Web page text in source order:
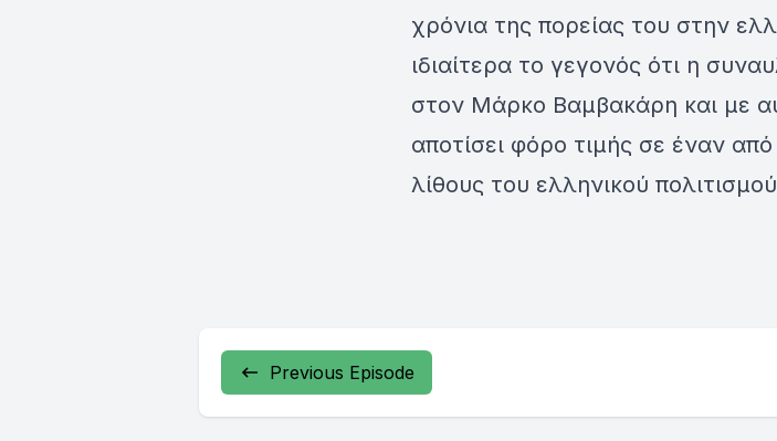
χρόνια της πορείας του στην
ιδιαίτερα το γεγονός ότι η
στον Μάρκο Βαμβακάρη και με
αποτίσει φόρο τιμής σε έναν
λίθους του ελληνικού
Previous Episode